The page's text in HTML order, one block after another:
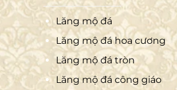
Lăng mộ đá
Lăng mộ đá hoa cương
Lăng mộ đá tròn
Lăng mộ đá công giáo